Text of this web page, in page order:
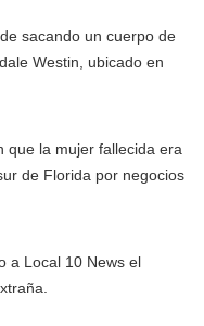
sacando un cuerpo de
Westin, ubicado en
que la mujer fallecida era
de Florida por negocios
a Local 10 News el